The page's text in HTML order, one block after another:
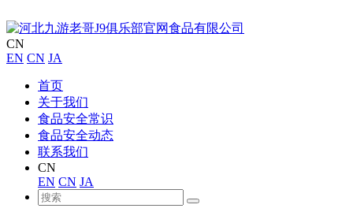
CN
EN CN JA
首页
关于我们
食品安全常识
食品安全动态
联系我们
CN
EN CN JA